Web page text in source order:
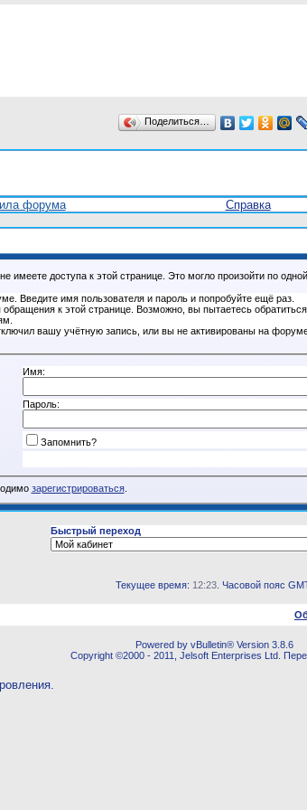
Поделиться…
форума Справка
имеете доступа к этой странице. Это могло произойти по
Введите имя пользователя и пароль и попробуйте ещё раз.
обращения к этой странице. Возможно, вы пытаетесь
вашу учётную запись, или вы не активированы на
Имя:
Пароль:
Запомнить?
зарегистрироваться.
Быстрый переход
Текущее время: 12:23 . Часовой пояс
Powered by vBulletin® Version 3.8.6
Copyright ©2000 - 2011, Jelsoft Enterprises Ltd.